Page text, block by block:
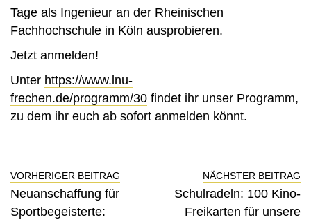
Tage als Ingenieur an der Rheinischen
Fachhochschule in Köln ausprobieren.
Jetzt anmelden!
Unter https://www.lnu-
frechen.de/programm/30 findet ihr unser Programm,
zu dem ihr euch ab sofort anmelden könnt.
VORHERIGER BEITRAG
Neuanschaffung für
Sportbegeisterte:
NÄCHSTER BEITRAG
Schulradeln: 100 Kino-
Freikarten für unsere